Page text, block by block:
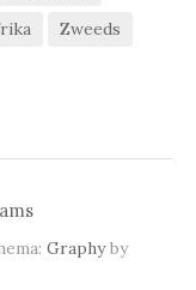
Zweeds
Graphyby